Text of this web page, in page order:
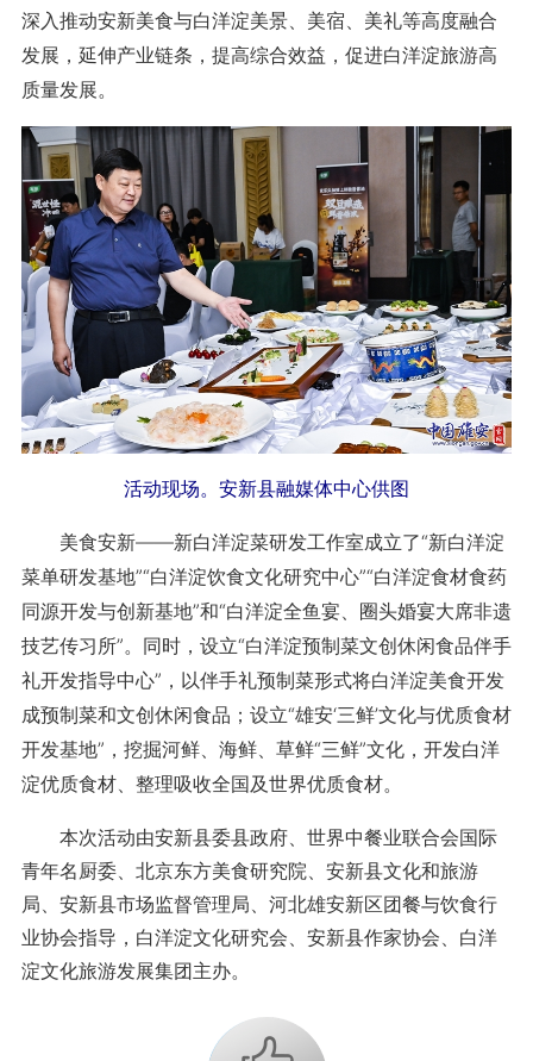
深入推动安新美食与白洋淀美景、美宿、美礼等高度融合
发展，延伸产业链条，提高综合效益，促进白洋淀旅游高
质量发展。
活动现场。安新县融媒体中心供图
美食安新——新白洋淀菜研发工作室成立了“新白洋淀
菜单研发基地”“白洋淀饮食文化研究中心”“白洋淀食材食药
同源开发与创新基地”和“白洋淀全鱼宴、圈头婚宴大席非遗
技艺传习所”。同时，设立“白洋淀预制菜文创休闲食品伴手
礼开发指导中心”，以伴手礼预制菜形式将白洋淀美食开发
成预制菜和文创休闲食品；设立“雄安‘三鲜’文化与优质食材
开发基地”，挖掘河鲜、海鲜、草鲜“三鲜”文化，开发白洋
淀优质食材、整理吸收全国及世界优质食材。
本次活动由安新县委县政府、世界中餐业联合会国际
青年名厨委、北京东方美食研究院、安新县文化和旅游
局、安新县市场监督管理局、河北雄安新区团餐与饮食行
业协会指导，白洋淀文化研究会、安新县作家协会、白洋
淀文化旅游发展集团主办。